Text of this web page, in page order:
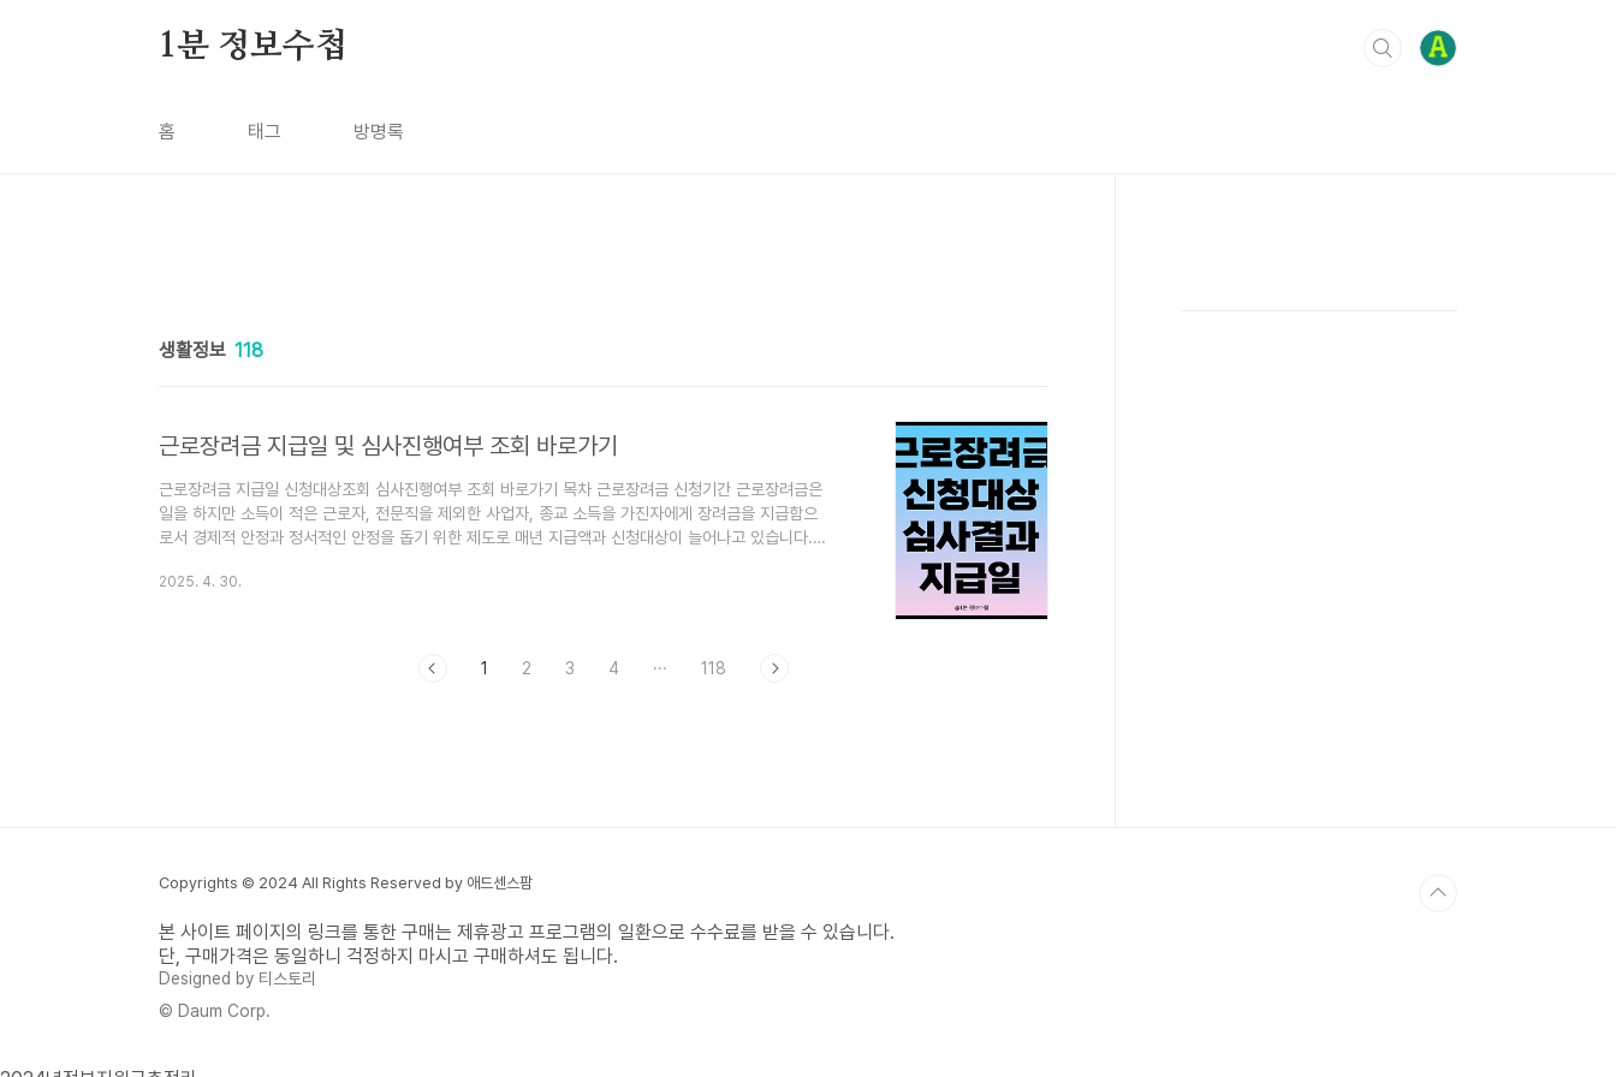
1분 정보수첩
홈 태그 방명록
생활정보 118
근로장려금 지급일 및 심사진행여부 조회 바로가기
근로장려금 지급일 신청대상조회 심사진행여부 조회 바로가기 목차 근로장려금 신청기간 근로장려금은
일을 하지만 소득이 적은 근로자, 전문직을 제외한 사업자, 종교 소득을 가진자에게 장려금을 지급함으
로서 경제적 안정과 정서적인 안정을 돕기 위한 제도로 매년 지급액과 신청대상이 늘어나고 있습니다.
되었습니다. 이번 근로장려금 신청기간은 반기신청기간으로 24년 3월1일부터 15일까지 약 2주간에 걸
2025. 4. 30.
1 2 3 4 ··· 118
Copyrights © 2024 All Rights Reserved by 애드센스팜
본 사이트 페이지의 링크를 통한 구매는 제휴광고 프로그램의 일환으로 수수료를 받을 수 있습니다.
단, 구매가격은 동일하니 걱정하지 마시고 구매하셔도 됩니다.
Designed by 티스토리
© Daum Corp.